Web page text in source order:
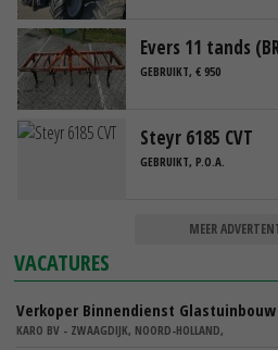
Evers 11 tands
GEBRUIKT, € 950
Steyr 6185 CVT
GEBRUIKT, P.O.A.
MEER
VACATURES
Verkoper Binnendienst Glastuinbouw
KARO BV - ZWAAGDIJK, NOORD-HOLLAND,